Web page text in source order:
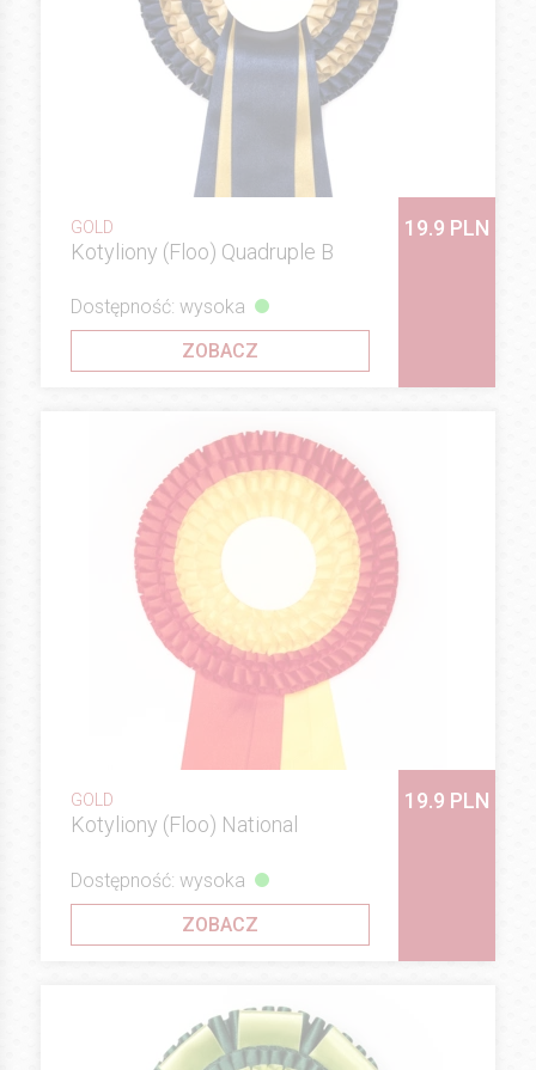
GOLD
Kotyliony (Floo) Quadruple B
19.9 PLN
Dostępność: wysoka
ZOBACZ
GOLD
Kotyliony (Floo) National
19.9 PLN
Dostępność: wysoka
ZOBACZ